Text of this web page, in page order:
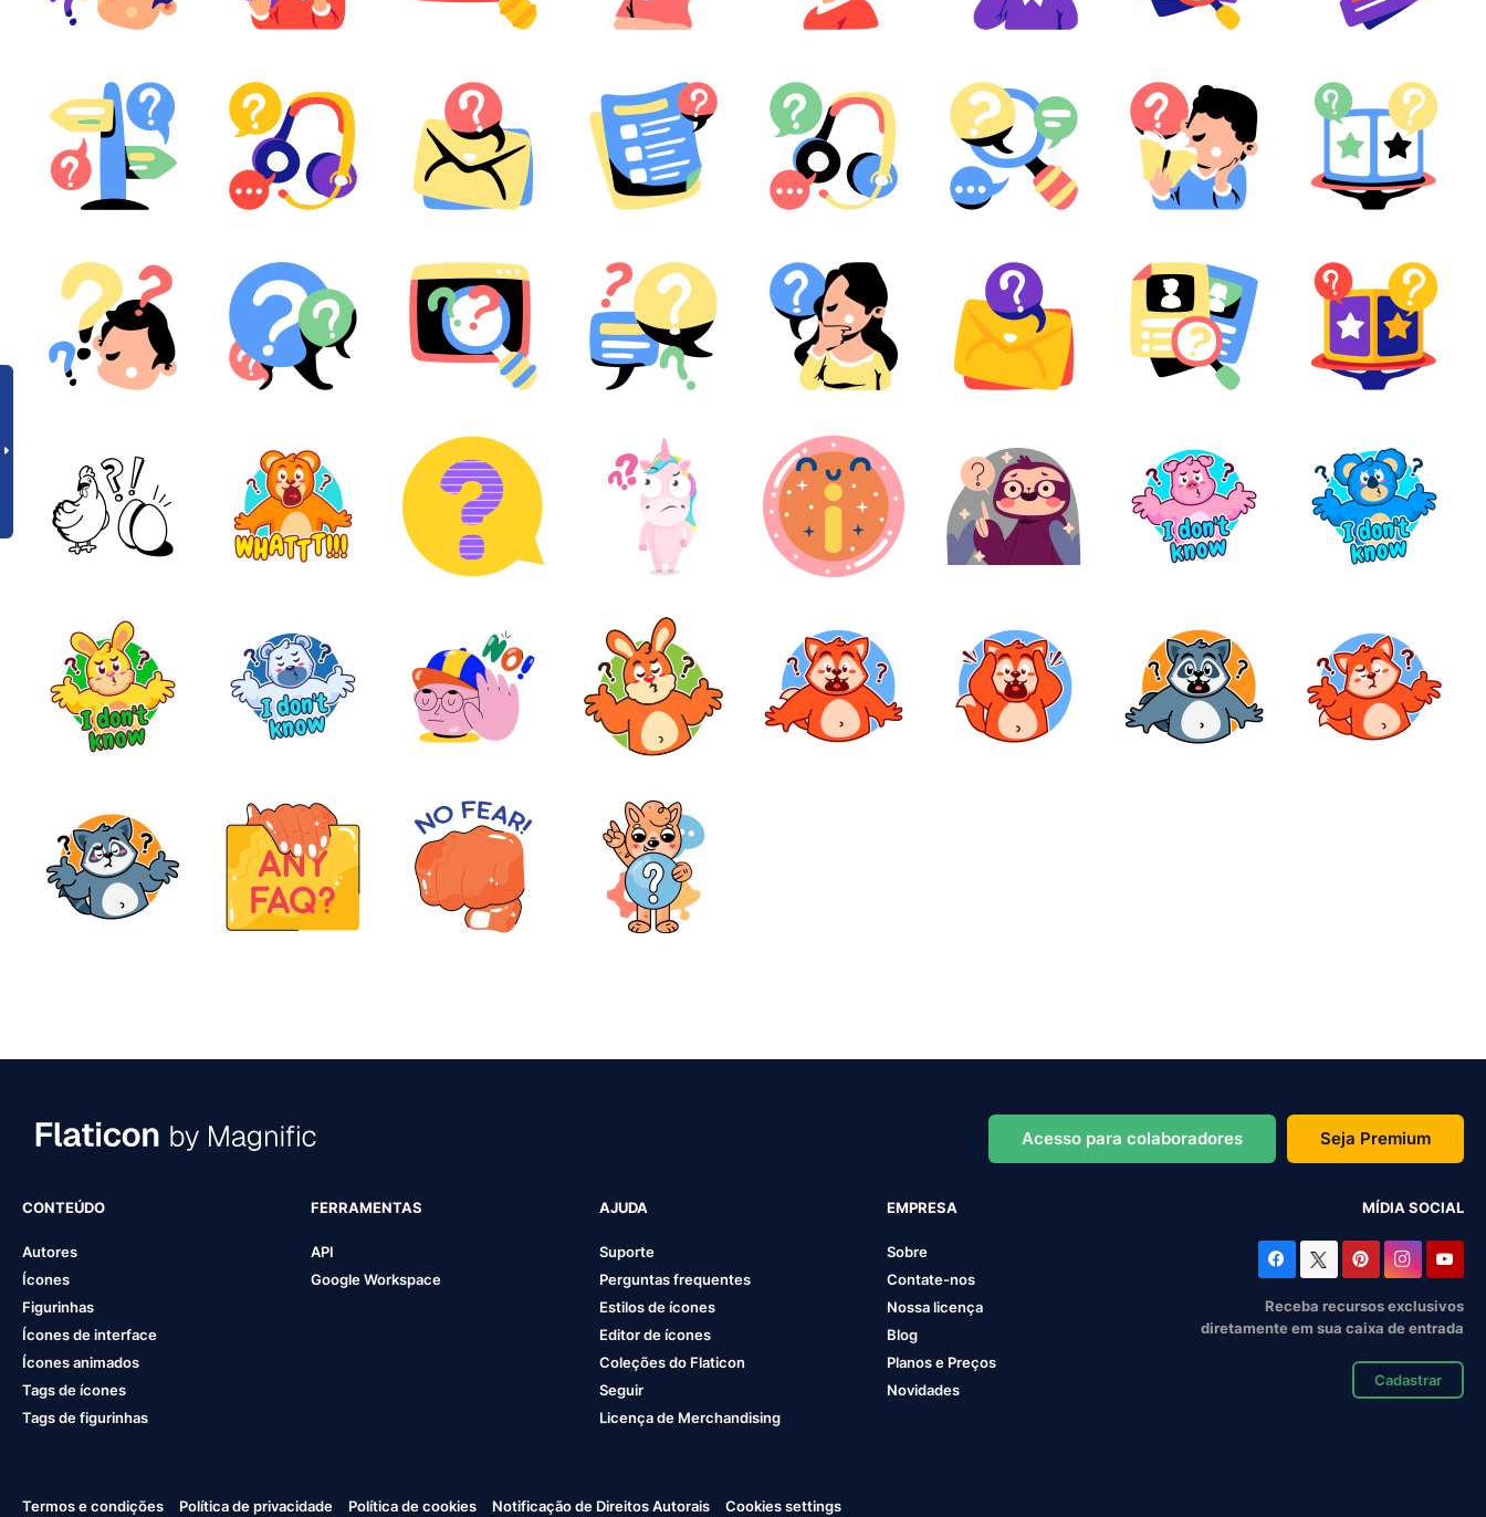
Acesso para colaboradores Seja Premium
CONTEÚDO
Autores
Ícones
Figurinhas
Ícones de interface
Ícones animados
Tags de ícones
Tags de figurinhas
FERRAMENTAS
API
Google Workspace
AJUDA
Suporte
Perguntas frequentes
Estilos de ícones
Editor de ícones
Coleções do Flaticon
Seguir
Licença de Merchandising
EMPRESA
Sobre
Contate-nos
Nossa licença
Blog
Planos e Preços
Novidades
MÍDIA SOCIAL
Receba recursos exclusivos
diretamente em sua caixa de entrada
Cadastrar
Termos e condições Política de privacidade Política de cookies Notificação de Direitos Autorais Cookies settings